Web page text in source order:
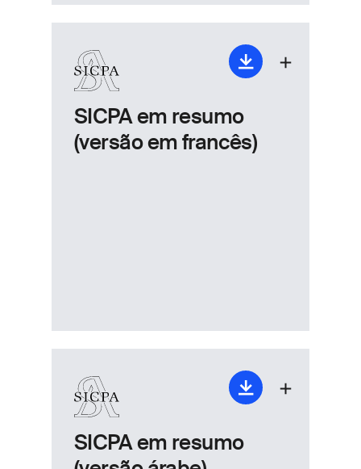
SICPA em resumo
(versão em francês)
SICPA em resumo